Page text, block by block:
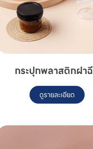
กระปุกพลาสติกฝา
ดูรายละเอียด